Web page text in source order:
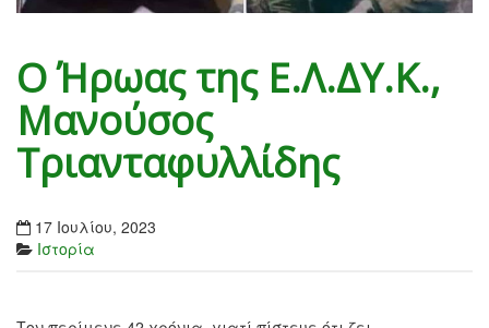
Ο Ήρωας της Ε.Λ.ΔΥ.Κ.,
Μανούσος
Τριανταφυλλίδης
17 Ιουλίου, 2023
Ιστορία